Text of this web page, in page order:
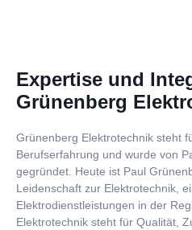
Expertise und
Grünenberg
Grünenberg Elektrotechnik steht
Berufserfahrung und wurde von
gegründet. Heute ist Paul
Leidenschaft zur Elektrotechnik,
Elektrodienstleistungen in der
Elektrotechnik steht für Qualität,